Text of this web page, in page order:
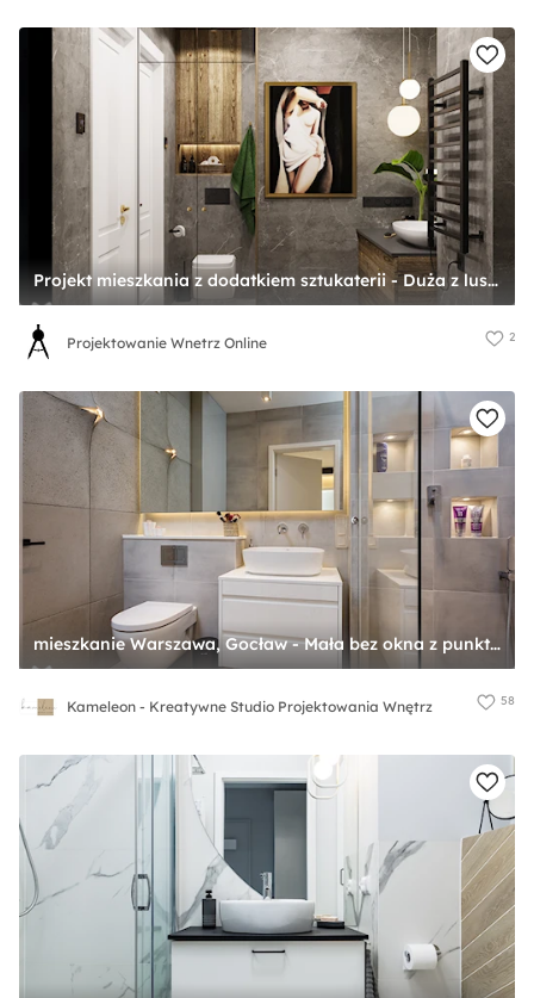
Projekt mieszkania z dodatkiem sztukaterii - Duża z lustrem z punktowym oświetleniem łazienka, styl nowoczesny - zdjęcie od Projektowanie Wnetrz Online
Projektowanie Wnetrz Online 2
mieszkanie Warszawa, Gocław - Mała bez okna z punktowym oświetleniem łazienka, styl nowoczesny - zdjęcie od Kameleon - Kreatywne Studio Projektowania Wnętrz
Kameleon - Kreatywne Studio Projektowania Wnętrz 58